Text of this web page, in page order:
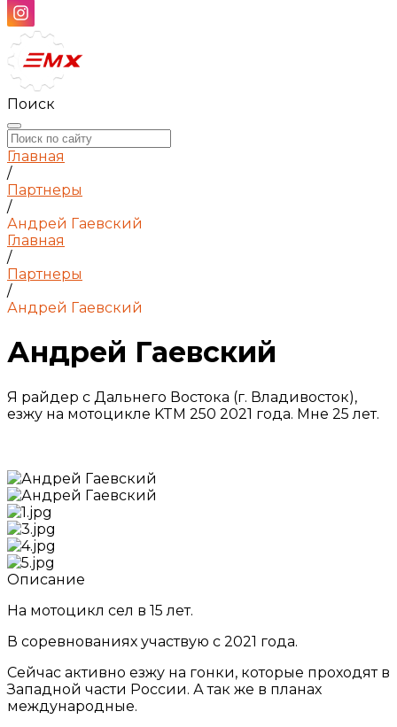
Поиск
Главная
/
Партнеры
/
Андрей Гаевский
Главная
/
Партнеры
/
Андрей Гаевский
Андрей Гаевский
Я райдер с Дальнего Востока (г. Владивосток),
езжу на мотоцикле KTM 250 2021 года. Мне 25 лет.
Описание
На мотоцикл сел в 15 лет.
В соревнованиях участвую с 2021 года.
Сейчас активно езжу на гонки, которые проходят в
Западной части России. А так же в планах
международные.